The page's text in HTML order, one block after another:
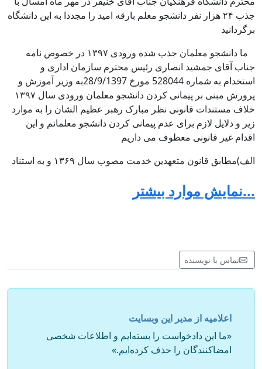
جذب ۲۴ هزار نفر دانشجو معلم بارقه امید را مجددا به این دانشگاه
برگردانید
ما دانشجو معلمان جذب شده ورودی ۱۳۹۷ در خصوص نامه
جناب آقای جمشید انصاری رئیس محترم سازمان اداری و
استخدام به شماره 528044 مورخ 28/9/1397به وزیر آموزش و
پرورش مبنی بر پیمانی کردن دانشجو معلمان ورودی سال ۱۳۹۷
خلاف مستندات قانونی نظر مبارک رهبر عظیم الشان را به موارد
زیر و دلایل لازم برای عدم پیمانی کردن دانشجو معلمانم و این
اقدام غیر قانونی معطوف می داریم
الف)مطابق قانون متعهدین خدمت مصوب سال ۱۳۶۹ و به استناد
به صورت رسمی-آزمایشی و بعد از فارغ التحصیل شدن به رسمی-
قطعی تعدیل وضعیت می شوند
مبنی بر استخدام رسمی-آزمایشی در دوران دانشجویی و رسمی-
ج)با عنایت به دو برابر بودن زمان تعهد خدمت بعد از فارغ
التحصیلی در وزارت آموزش و پرورش نسبت به دوره تحصیل
...نمایش موارد بیشتر
تماس با نویسنده
اعلامیه از مدیر این وبسایت
«ما این دادخواست را بسته‌ایم و اطلاعات شخصی
امضاکنندگان را حذف کرده‌ایم.»